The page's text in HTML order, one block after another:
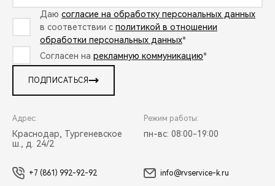
Даю согласие на обработку персональных данных
в соответствии с политикой в отношении
обработки персональных данных*
Согласен на рекламную коммуникацию*
ПОДПИСАТЬСЯ
Адрес:
Краснодар, Тургеневское
ш., д. 24/2
Режим работы:
пн-вс: 08:00-19:00
+7 (861) 992-92-92 info@rvservice-k.ru